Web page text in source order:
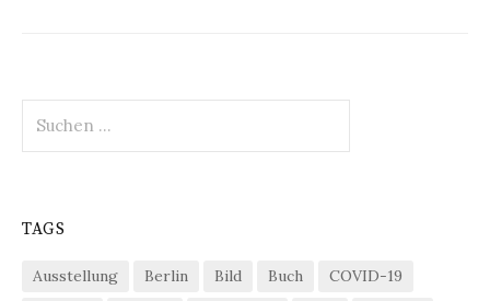
nach:
TAGS
Ausstellung Berlin Bild Buch
COVID-19